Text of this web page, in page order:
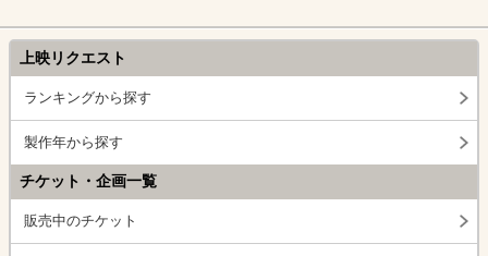
上映リクエスト
ランキングから探す
製作年から探す
チケット・企画一覧
販売中のチケット